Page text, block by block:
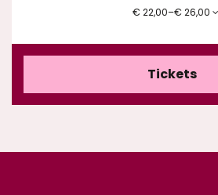
€ 22,00–€ 26,00
Tickets